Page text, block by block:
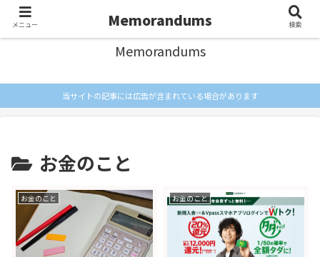
忘れないようにメモしとく
Memorandums
当サイトの記事には広告が含まれている場合があります
お金のこと
お金のこと お金のこと
メニュー Memorandums 検索